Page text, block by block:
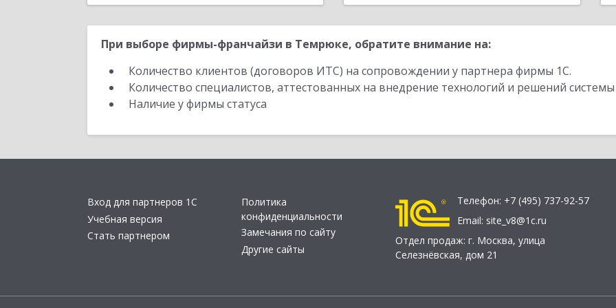
При выборе фирмы-франчайзи в Темрюке, обратите внимание на:
Количество клиентов (договоров ИТС) на сопровождении у партнера фирмы 1С.
Количество специалистов, аттестованных на внедрение технологий и решений
Наличие у фирмы статуса
Вход для партнеров 1С
Учебная версия
Стать партнером
Политика
конфиденциальности
Замечания по сайту
Другие сайты
Телефон: +7 (495) 737-92-57
Email: site_v8@1c.ru
Отдел продаж: г. Москва, улица
Селезнёвская, дом 21